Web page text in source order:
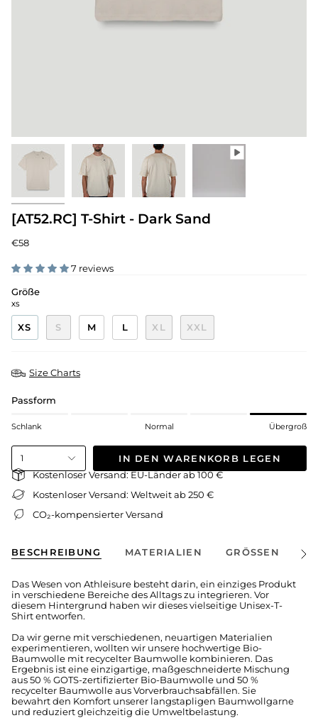
[AT52.RC] T-Shirt - Dark Sand
€58
7 reviews
Größe
XS
XS S M L XL XXL
Size Charts
Passform
Schlank Normal Übergroß
1 IN DEN WARENKORB LEGEN
Kostenloser Versand: EU-Länder ab 100 €
Kostenloser Versand: Weltweit ab 250 €
CO₂-kompensierter Versand
BESCHREIBUNG MATERIALIEN GRÖSSEN
Alle
Das Wesen von Athleisure besteht darin, ein einziges Produkt
in verschiedene Bereiche des Alltags zu integrieren. Vor
diesem Hintergrund haben wir dieses vielseitige Unisex-T-
Shirt entworfen.
Da wir gerne mit verschiedenen, neuartigen Materialien
experimentieren, wollten wir unsere hochwertige Bio-
Baumwolle mit recycelter Baumwolle kombinieren. Das
Ergebnis ist eine einzigartige, maßgeschneiderte Mischung
aus 50 % GOTS-zertifizierter Bio-Baumwolle und 50 %
recycelter Baumwolle aus Vorverbrauchsabfällen. Sie
bewahrt den Komfort unserer langstapligen Baumwollgarne
und reduziert gleichzeitig die Umweltbelastung.